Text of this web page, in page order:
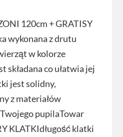
120cm + GRATISY
wykonana z drutu
w kolorze
składana co ułatwia jej
jest solidny,
z materiałów
pupilaTowar
KLATKIdługość klatki